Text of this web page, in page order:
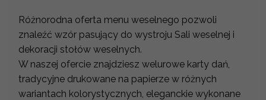
Różnorodna oferta menu weselnego pozwoli
znaleźć wzór pasujący do wystroju Sali weselnej i
dekoracji stołów weselnych.
W naszej ofercie znajdziesz welurowe karty dań,
tradycyjne drukowane na papierze w różnych
wariantach kolorystycznych, eleganckie wykonane